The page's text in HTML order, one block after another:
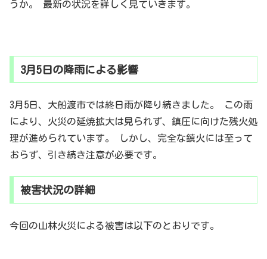
うか。 最新の状況を詳しく見ていきます。
3月5日の降雨による影響
3月5日、大船渡市では終日雨が降り続きました。 この雨
により、火災の延焼拡大は見られず、鎮圧に向けた残火処
理が進められています。 しかし、完全な鎮火には至って
おらず、引き続き注意が必要です。
被害状況の詳細
今回の山林火災による被害は以下のとおりです。